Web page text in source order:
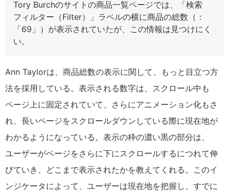
Tory Burchのサイトの商品一覧ページでは、「検索
フィルター（Filter）」ラベルの横に商品の総数（：
「69」）が表示されていたが、この情報は見つけにく
い。
Ann Taylorは、商品総数の表示に関して、もっと目立つ方
法を採用している。表示される数字は、スクロール中も
ページ上に固定されていて、さらにアニメーション化もさ
れ、長いページをスクロールダウンしている際に現在地が
わかるようになっている。表示の枠の濃い黒の部分は、
ユーザーがページをさらに下にスクロールするにつれて伸
びていき、どこまで表示されたかを教えてくれる。このイ
ンジケータによって、ユーザーは現在地を把握し、すでに